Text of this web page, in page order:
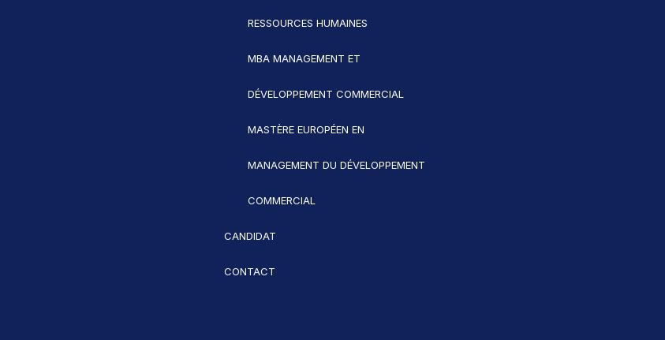
RESSOURCES HUMAINES
MBA MANAGEMENT ET
DÉVELOPPEMENT COMMERCIAL
MASTÈRE EUROPÉEN EN
MANAGEMENT DU DÉVELOPPEMENT
COMMERCIAL
CANDIDAT
CONTACT